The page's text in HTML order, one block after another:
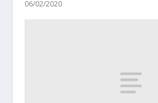
06/02/2020